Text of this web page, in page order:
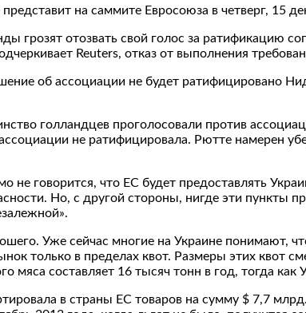
на саммите Евросоюза в четверг, 15
грозят отозвать свой голос за ратификацию
Reuters, отказ от выполнения
об ассоциации не будет ратифицировано
голландцев проголосовали против
не ратифицировала. Рютте намерен
не говорится, что ЕС будет предоставлять
Но, с другой стороны, нигде эти пункты
Уже сейчас многие на Украине понимают,
только в пределах квот. Размеры этих квот
мяса составляет 16 тысяч тонн в год, тогда
в страны ЕС товаров на сумму $ 7,7